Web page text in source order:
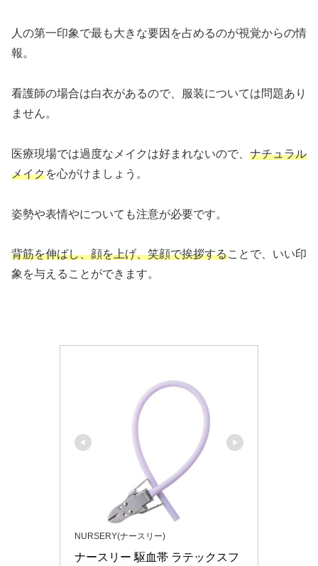
人の第一印象で最も大きな要因を占めるのが視覚からの情
報。
看護師の場合は白衣があるので、服装については問題あり
ません。
医療現場では過度なメイクは好まれないので、 ナチュラル
メイクを心がけましょう。
姿勢や表情やについても注意が必要です。
背筋を伸ばし、顔を上げ、笑顔で挨拶することで、いい印
象を与えることができます。
NURSERY(ナースリー)
ナースリー 駆血帯 ラテックスフ